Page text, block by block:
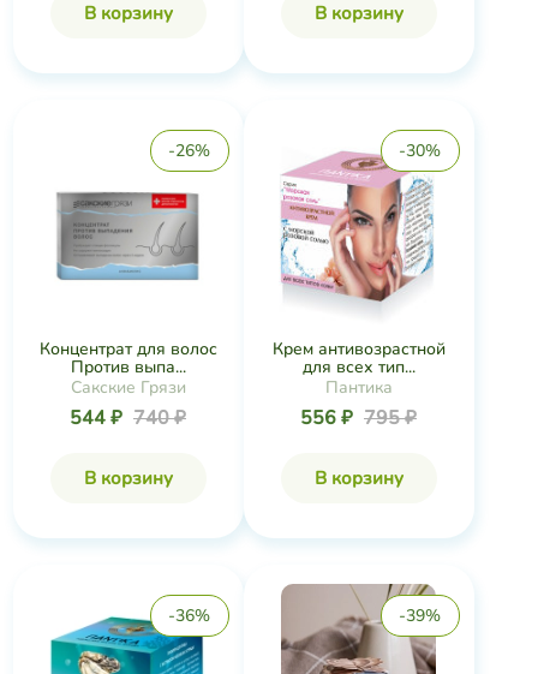
В корзину В корзину
-26%
Концентрат для волос
Против выпа...
Сакские Грязи
544 ₽ 740 ₽
В корзину
-30%
Крем антивозрастной
для всех тип...
Пантика
556 ₽ 795 ₽
В корзину
-36% -39%